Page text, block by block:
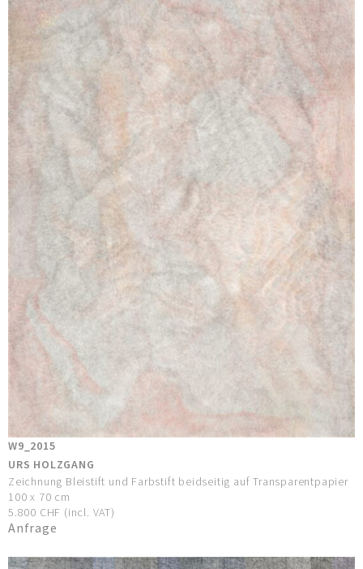
W9_2015
URS HOLZGANG
Zeichnung Bleistift und Farbstift beidseitig auf Transparentpapier
100 x 70 cm
5.800 CHF (incl. VAT)
Anfrage